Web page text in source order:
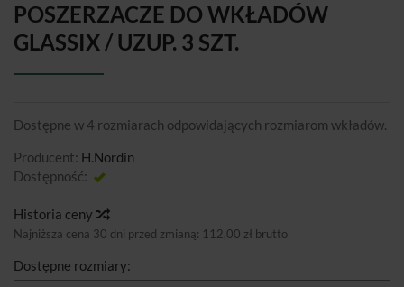
POSZERZACZE DO WKŁADÓW
GLASSIX / UZUP. 3 SZT.
Dostępne w 4 rozmiarach odpowidających rozmiarom wkładów.
Producent: H.Nordin
Dostępność:
Historia ceny
Najniższa cena 30 dni przed zmianą: 112,00 zł brutto
Dostępne rozmiary: